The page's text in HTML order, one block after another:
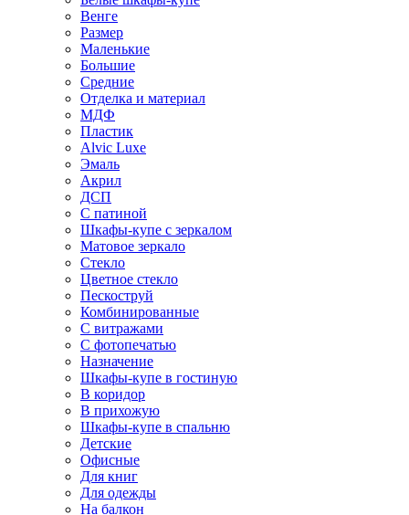
Венге
Размер
Маленькие
Большие
Средние
Отделка и материал
МДФ
Пластик
Alvic Luxe
Эмаль
Акрил
ДСП
С патиной
Шкафы-купе с зеркалом
Матовое зеркало
Стекло
Цветное стекло
Пескоструй
Комбинированные
С витражами
С фотопечатью
Назначение
Шкафы-купе в гостиную
В коридор
В прихожую
Шкафы-купе в спальню
Детские
Офисные
Для книг
Для одежды
На балкон